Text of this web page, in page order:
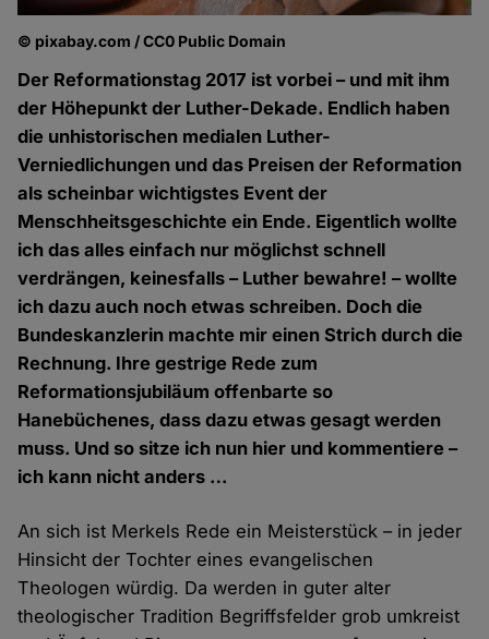
© pixabay.com / CC0 Public Domain
Der Reformationstag 2017 ist vorbei – und mit ihm
der Höhepunkt der Luther-Dekade. Endlich haben
die unhistorischen medialen Luther-
Verniedlichungen und das Preisen der Reformation
als scheinbar wichtigstes Event der
Menschheitsgeschichte ein Ende. Eigentlich wollte
ich das alles einfach nur möglichst schnell
verdrängen, keinesfalls – Luther bewahre! – wollte
ich dazu auch noch etwas schreiben. Doch die
Bundeskanzlerin machte mir einen Strich durch die
Rechnung. Ihre gestrige Rede zum
Reformationsjubiläum offenbarte so
Hanebüchenes, dass dazu etwas gesagt werden
muss. Und so sitze ich nun hier und kommentiere –
ich kann nicht anders …
An sich ist Merkels Rede ein Meisterstück – in jeder
Hinsicht der Tochter eines evangelischen
Theologen würdig. Da werden in guter alter
theologischer Tradition Begriffsfelder grob umkreist